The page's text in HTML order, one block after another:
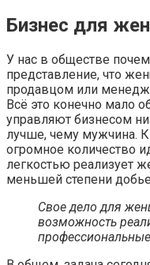
Бизнес для
У нас в обществе
представление, что
продавцом или
Всё это конечно мало
управляют бизнесом
лучше, чему мужчина.
огромное количество
легкостью реализует
меньшей степени
Свое дело для
возможность